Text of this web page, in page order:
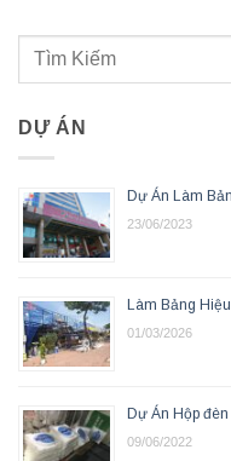
DỰ ÁN
Dự Án Làm
23/06/2023
Làm Bảng
01/03/2026
Dự Án Hộp
09/06/2022